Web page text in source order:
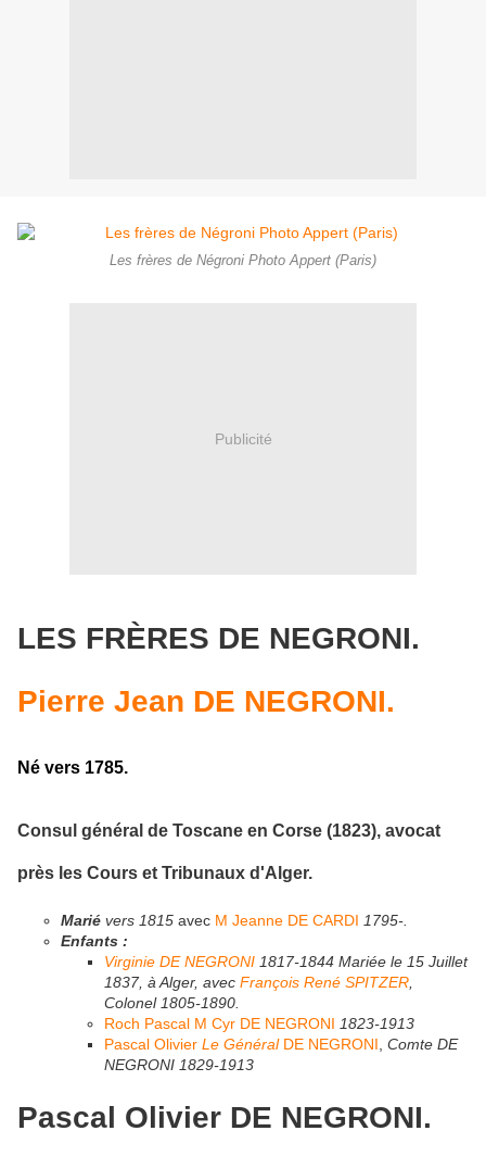
Les frères de Négroni Photo Appert (Paris)
Publicité
LES FRÈRES DE NEGRONI.
Pierre Jean DE NEGRONI.
Né vers 1785.
Consul général de Toscane en Corse (1823), avocat
près les Cours et Tribunaux d'Alger.
Marié vers 1815 avec M Jeanne DE CARDI 1795-.
Enfants :
Virginie DE NEGRONI 1817-1844 Mariée le 15 Juillet
1837, à Alger, avec François René SPITZER
Colonel 1805-1890.
Roch Pascal M Cyr DE NEGRONI 1823-1913
Pascal Olivier Le GénéralDE NEGRONI Comte DE
NEGRONI 1829-1913
Pascal Olivier DE NEGRONI.